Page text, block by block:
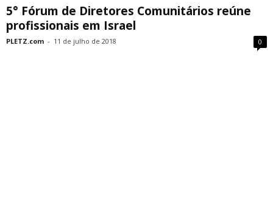
5° Fórum de Diretores Comunitários reúne
profissionais em Israel
PLETZ.com - 11 de julho de 2018 0